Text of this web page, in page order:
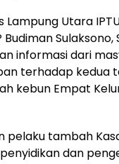
Lampung Utara
Budiman
informasi dari
terhadap kedua
kebun Empat
pelaku tambah
dan